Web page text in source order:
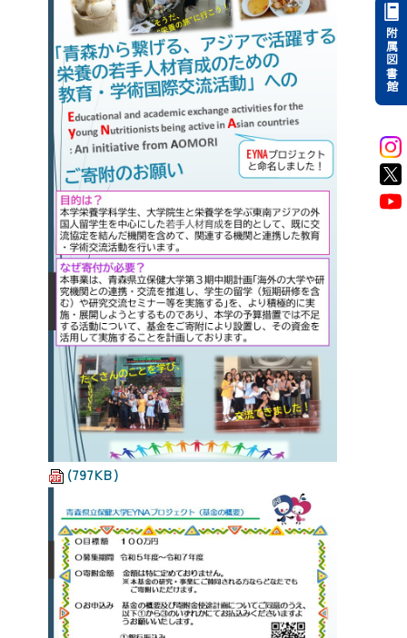
(797KB)
附属図書館